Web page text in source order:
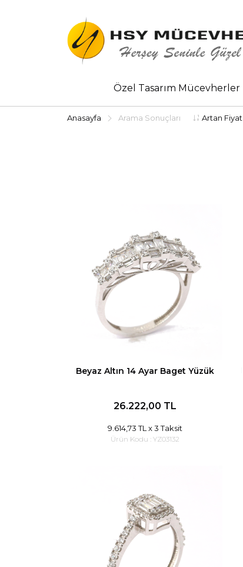
Özel Tasarım Mücevherler
Anasayfa Arama Sonuçları Artan Fiyat
Beyaz Altın 14 Ayar Baget Yüzük
26.222,00 TL
9.614,73 TL x 3 Taksit
Ürün Kodu : YZ03132